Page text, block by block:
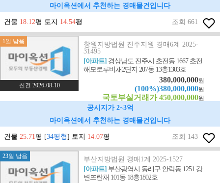
마이옥션에서 추천하는 경매물건입니다
건물 18.12평 토지 14.54평 조회 661
1일 남음
신건 2026-08-10
창원지방법원 진주지원 경매6계 2025-
31495
[아파트] 경상남도 진주시 초전동 1667 초전
해모로루비채2단지 207동 13층1303호
380,000,000원
(100%)380,000,000원
국토부실거래가 450,000,000원
공시지가 2~3억
마이옥션에서 추천하는 경매물건입니다
건물 25.71평 [34평형] 토지 14.07평 조회 143
23일 남음
부산지방법원 경매1계 2025-1527
[아파트] 부산광역시 동래구 안락동 1251 강
변뜨란채 101동 18층1802호